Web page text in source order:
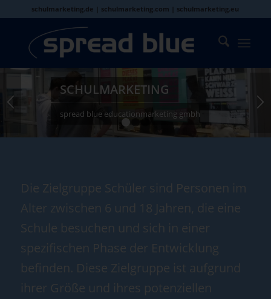
schulmarketing.de | schulmarketing.com | schulmarketing.eu
SCHULMARKETING
spread blue educationmarketing gmbh
2 3
Die Zielgruppe Schüler sind Personen im
Alter zwischen 6 und 18 Jahren, die eine
Schule besuchen und sich in einer
spezifischen Phase der Entwicklung
befinden. Diese Zielgruppe ist aufgrund
ihrer Größe und ihres potenziellen